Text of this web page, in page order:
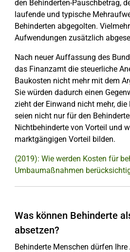
den Behinderten-Pauschbetrag,
laufende und typische
Behinderten abgegolten.
Aufwendungen zusätzlich
Nach neuer Auffassung des
das Finanzamt die steuerliche
Baukosten nicht mehr mit dem
Sie würden dadurch einen
zieht der Einwand nicht mehr,
seien nicht nur für den
Nichtbehinderte von Vorteil und
marktgängigen Vorteil bilden.
(2019): Wie werden Kosten für
Umbaumaßnahmen
Was können Behinderte
absetzen?
Behinderte Menschen dürfen